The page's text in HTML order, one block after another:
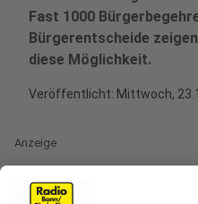
Fast 1000
Bürgerentscheide
diese Möglichkeit.
Veröffentlicht: Mittwoch,
Anzeige